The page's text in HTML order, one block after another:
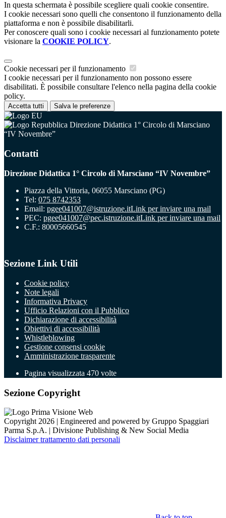
In questa schermata è possibile scegliere quali cookie consentire.
I cookie necessari sono quelli che consentono il funzionamento della
piattaforma e non è possibile disabilitarli.
Per conoscere quali sono i cookie necessari al funzionamento potete
visionare la COOKIE POLICY.
Cookie necessari per il funzionamento
I cookie necessari per il funzionamento non possono essere
disabilitati. È possibile consultare l'elenco nella pagina della cookie
policy.
Accetta tutti Salva le preferenze
Direzione Didattica 1° Circolo di Marsciano
“IV Novembre”
Contatti
Direzione Didattica 1° Circolo di Marsciano “IV Novembre”
Piazza della Vittoria, 06055 Marsciano (PG)
Tel: 075 8742353
Email: pgee041007@istruzione.itLink per inviare una mail
PEC: pgee041007@pec.istruzione.itLink per inviare una mail
C.F.: 80005660545
Sezione Link Utili
Cookie policy
Note legali
Informativa Privacy
Ufficio Relazioni con il Pubblico
Dichiarazione di accessibilità
Obiettivi di accessibilità
Whistleblowing
Gestione consensi cookie
Amministrazione trasparente
Pagina visualizzata 470 volte
Sezione Copyright
Copyright 2026 | Engineered and powered by Gruppo Spaggiari
Parma S.p.A. | Divisione Publishing & New Social Media
Disclaimer trattamento dati personali